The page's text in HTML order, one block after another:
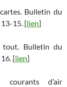
Bulletin du
15. [lien]
tout. Bulletin du
[lien]
d’air